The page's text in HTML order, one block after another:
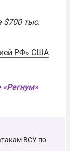
$700 тыс.
РФ» США
ВСУ по